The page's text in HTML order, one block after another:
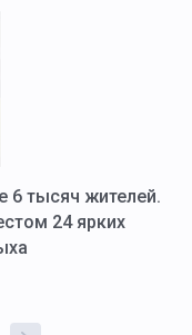
6 тысяч жителей.
24 ярких